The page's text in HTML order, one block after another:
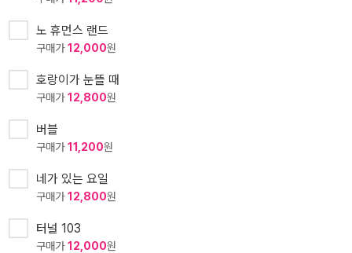
노 휴먼스 랜드
구매가12,000원
호랑이가 눈뜰 때
구매가12,800원
버블
구매가11,200원
네가 있는 요일
구매가12,800원
터널 103
구매가12,000원